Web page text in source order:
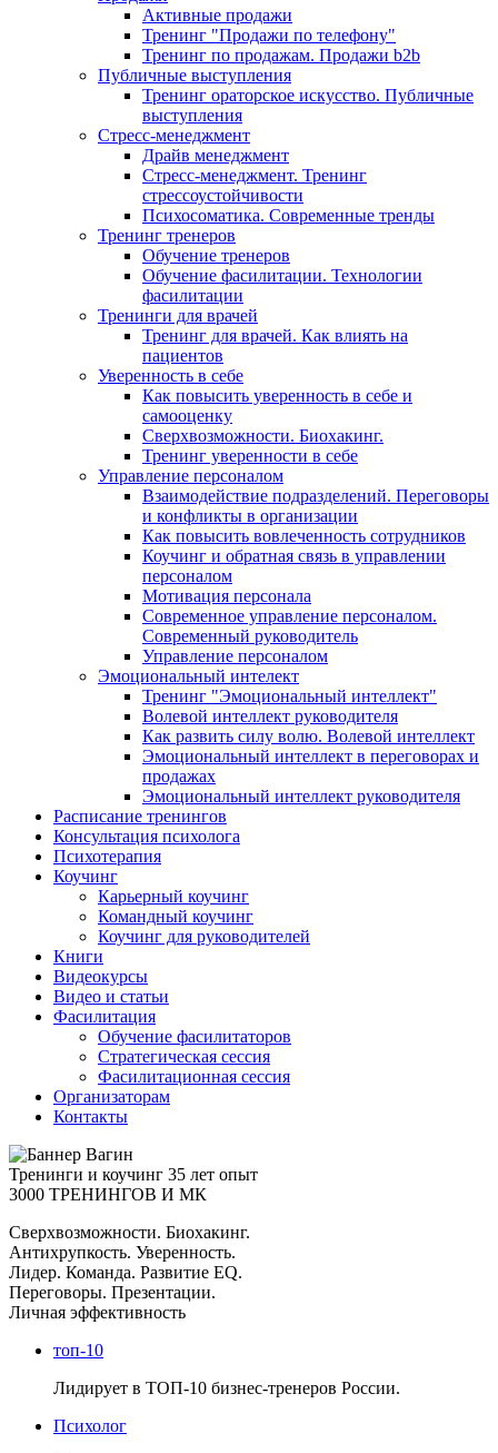
Активные продажи
Тренинг "Продажи по телефону"
Тренинг по продажам. Продажи b2b
Публичные выступления
Тренинг ораторское искусство. Публичные
выступления
Стресс-менеджмент
Драйв менеджмент
Стресс-менеджмент. Тренинг
стрессоустойчивости
Психосоматика. Современные тренды
Тренинг тренеров
Обучение тренеров
Обучение фасилитации. Технологии
фасилитации
Тренинги для врачей
Тренинг для врачей. Как влиять на
пациентов
Уверенность в себе
Как повысить уверенность в себе и
самооценку
Сверхвозможности. Биохакинг.
Тренинг уверенности в себе
Управление персоналом
Взаимодействие подразделений. Переговоры
и конфликты в организации
Как повысить вовлеченность сотрудников
Коучинг и обратная связь в управлении
персоналом
Мотивация персонала
Современное управление персоналом.
Современный руководитель
Управление персоналом
Эмоциональный интелект
Тренинг "Эмоциональный интеллект"
Волевой интеллект руководителя
Как развить силу волю. Волевой интеллект
Эмоциональный интеллект в переговорах и
продажах
Эмоциональный интеллект руководителя
Расписание тренингов
Консультация психолога
Психотерапия
Коучинг
Карьерный коучинг
Командный коучинг
Коучинг для руководителей
Книги
Видеокурсы
Видео и статьи
Фасилитация
Обучение фасилитаторов
Стратегическая сессия
Фасилитационная сессия
Организаторам
Контакты
Тренинги и коучинг 35 лет опыт
3000 ТРЕНИНГОВ И МК
Сверхвозможности. Биохакинг.
Антихрупкость. Уверенность.
Лидер. Команда. Развитие EQ.
Переговоры. Презентации.
Личная эффективность
топ-10
Лидирует в ТОП-10 бизнес-тренеров России.
Психолог